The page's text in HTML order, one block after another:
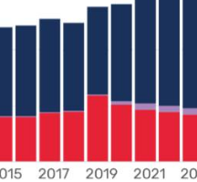
個生命的轉折點？ 醫務社